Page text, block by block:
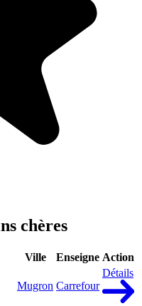
chères
Ville Enseigne Action
Mugron Carrefour
Détails